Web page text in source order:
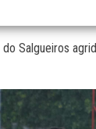
Salgueiros